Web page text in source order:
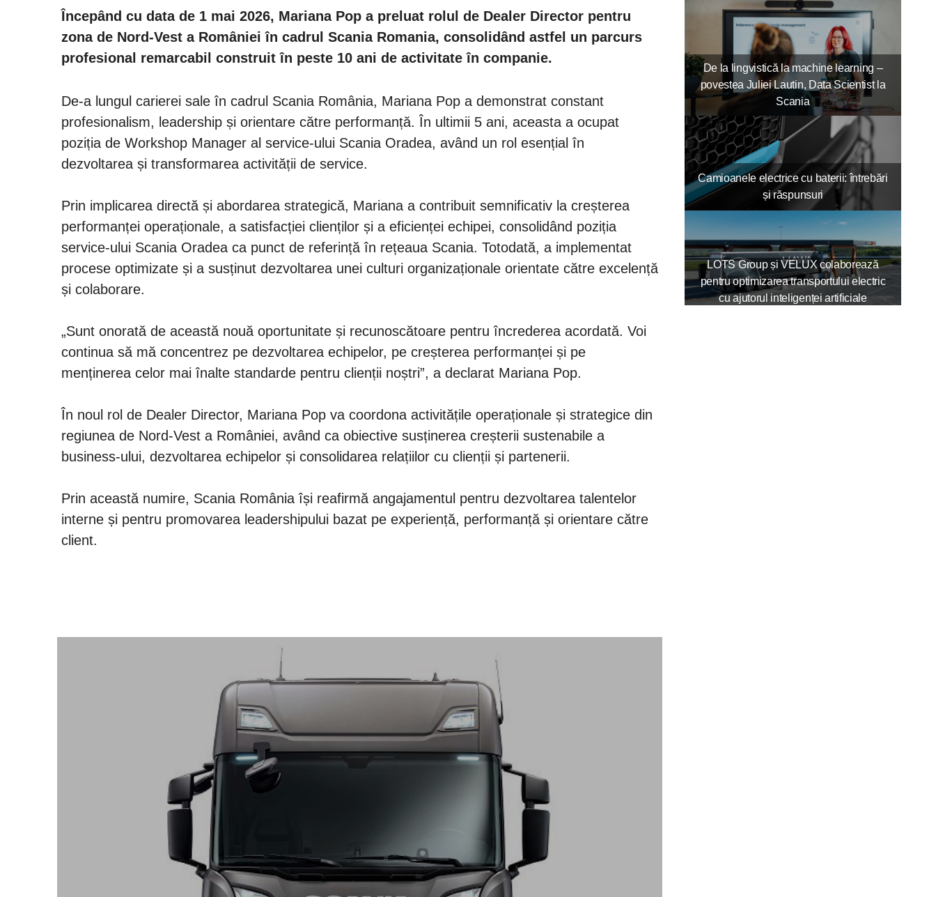
Începând cu data de 1 mai 2026, Mariana Pop a preluat rolul de Dealer Director pentru
zona de Nord-Vest a României în cadrul Scania Romania, consolidând astfel un parcurs
profesional remarcabil construit în peste 10 ani de activitate în companie.
De-a lungul carierei sale în cadrul Scania România, Mariana Pop a demonstrat constant
profesionalism, leadership și orientare către performanță. În ultimii 5 ani, aceasta a ocupat
poziția de Workshop Manager al service-ului Scania Oradea, având un rol esențial în
dezvoltarea și transformarea activității de service.
Prin implicarea directă și abordarea strategică, Mariana a contribuit semnificativ la creșterea
performanței operaționale, a satisfacției clienților și a eficienței echipei, consolidând poziția
service-ului Scania Oradea ca punct de referință în rețeaua Scania. Totodată, a implementat
procese optimizate și a susținut dezvoltarea unei culturi organizaționale orientate către excelență
și colaborare.
„Sunt onorată de această nouă oportunitate și recunoscătoare pentru încrederea acordată. Voi
continua să mă concentrez pe dezvoltarea echipelor, pe creșterea performanței și pe
menținerea celor mai înalte standarde pentru clienții noștri”, a declarat Mariana Pop.
În noul rol de Dealer Director, Mariana Pop va coordona activitățile operaționale și strategice din
regiunea de Nord-Vest a României, având ca obiective susținerea creșterii sustenabile a
business-ului, dezvoltarea echipelor și consolidarea relațiilor cu clienții și partenerii.
Prin această numire, Scania România își reafirmă angajamentul pentru dezvoltarea talentelor
interne și pentru promovarea leadershipului bazat pe experiență, performanță și orientare către
client.
De la lingvistică la machine learning –
povestea Juliei Lautin, Data Scientist la
Scania
Camioanele electrice cu baterii: întrebări
și răspunsuri
LOTS Group și VELUX colaborează
pentru optimizarea transportului electric
cu ajutorul inteligenței artificiale